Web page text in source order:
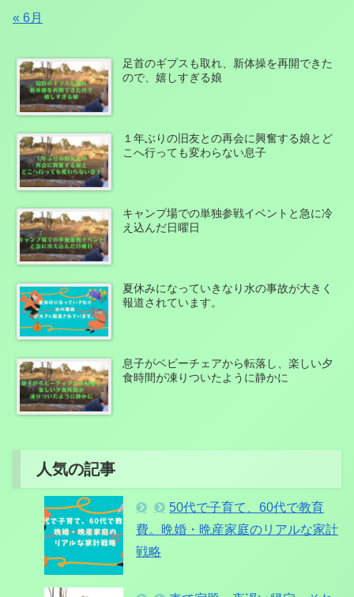
« 6月
足首のギプスも取れ、新体操を再開できた
ので、嬉しすぎる娘
１年ぶりの旧友との再会に興奮する娘とど
こへ行っても変わらない息子
キャンプ場での単独参戦イベントと急に冷
え込んだ日曜日
夏休みになっていきなり水の事故が大きく
報道されています。
息子がベビーチェアから転落し、楽しい夕
食時間が凍りついたように静かに
人気の記事
50代で子育て、60代で教育
費。晩婚・晩産家庭のリアルな家計
戦略